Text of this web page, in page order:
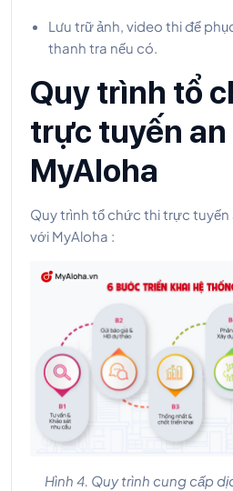
Lưu trữ ảnh, video thi để
thanh tra nếu có.
Quy trình tổ
trực tuyến
MyAloha
Quy trình tổ chức thi trực
với MyAloha :
Hình 4. Quy trình cung cấp